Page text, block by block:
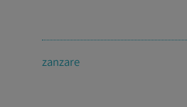
zanzare